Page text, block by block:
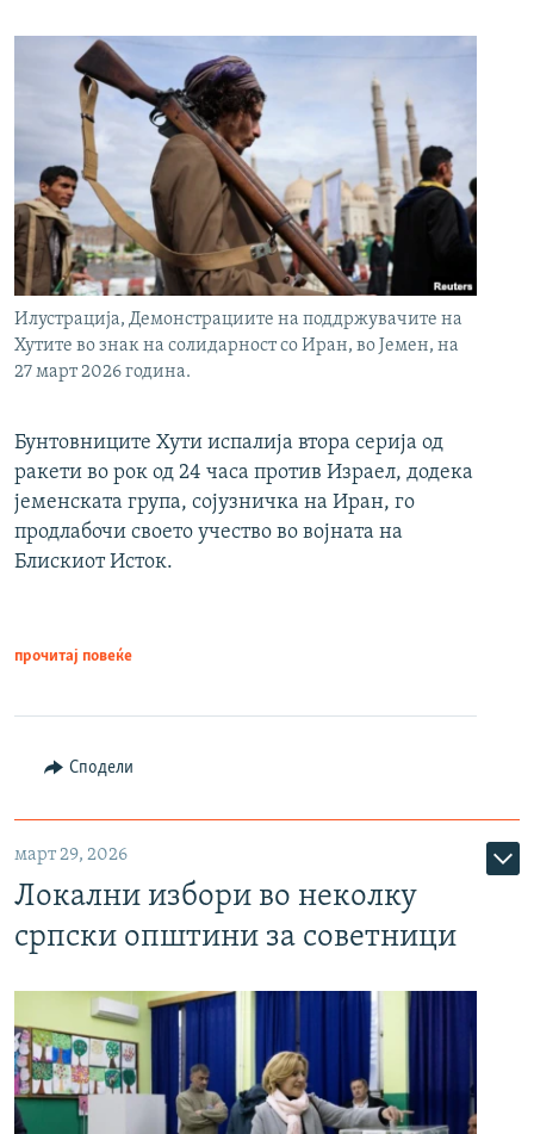
Илустрација, Демонстрациите на поддржувачите на
Хутите во знак на солидарност со Иран, во Јемен, на
27 март 2026 година.
Бунтовниците Хути испалија втора серија од
ракети во рок од 24 часа против Израел, додека
јеменската група, сојузничка на Иран, го
продлабочи своето учество во војната на
Блискиот Исток.
прочитај повеќе
Сподели
март 29, 2026
Локални избори во неколку
српски општини за советници